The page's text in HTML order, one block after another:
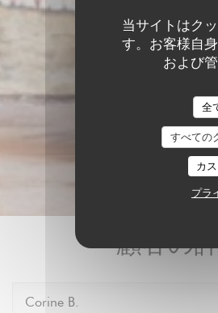
当サイトはク
す。お客様自
および
全
すべての
カ
プラ
顧客の
Corine B